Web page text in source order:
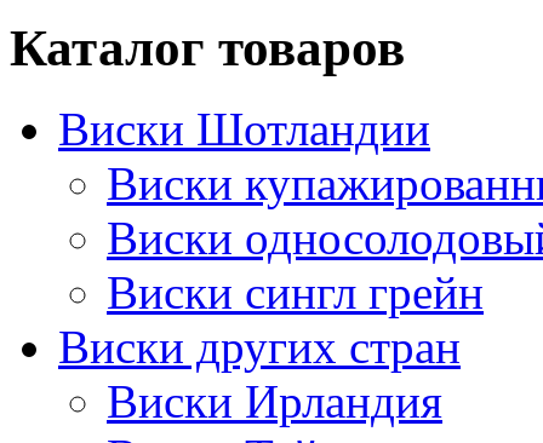
Каталог товаров
Виски Шотландии
Виски
Виски
Виски сингл грейн
Виски других стран
Виски Ирландия